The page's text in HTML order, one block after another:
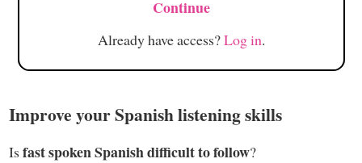
Continue
Already have access?Log in.
Improve your Spanish listening skills
Isfast spoken Spanish difficult to follow?